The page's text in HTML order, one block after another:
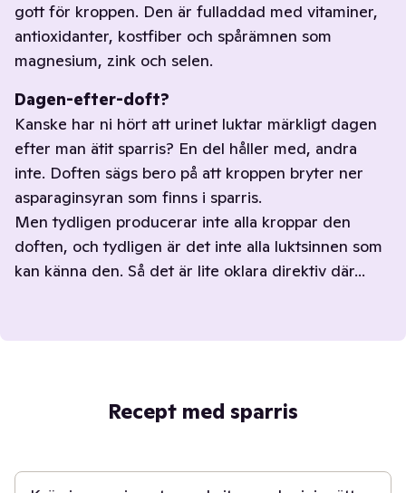
gott för kroppen. Den är fulladdad med vitaminer,
antioxidanter, kostfiber och spårämnen som
magnesium, zink och selen.
Dagen-efter-doft?
Kanske har ni hört att urinet luktar märkligt dagen
efter man ätit sparris? En del håller med, andra
inte. Doften sägs bero på att kroppen bryter ner
asparaginsyran som finns i sparris.
Men tydligen producerar inte alla kroppar den
doften, och tydligen är det inte alla luktsinnen som
kan känna den. Så det är lite oklara direktiv där...
Recept med sparris